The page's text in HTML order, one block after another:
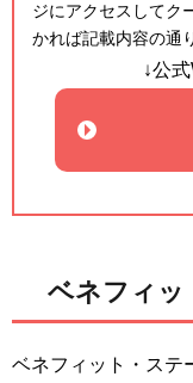
ジにアクセスしてク
かれば記載内容の通
↓公
ベネフィッ
ベネフィット・ステ